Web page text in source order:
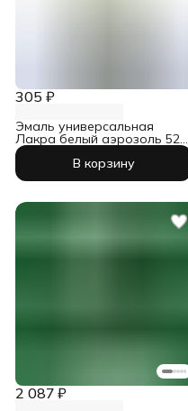
305 ₽
Эмаль универсальная
Лакра белый аэрозоль 520
мл
В корзину
2 087 ₽